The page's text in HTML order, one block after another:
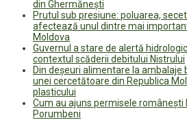
din Ghermănești
Prutul sub presiune: poluarea,
afectează unul dintre mai
Moldova
Guvernul a stare de alertă
contextul scăderii debitului Nistrului
Din deșeuri alimentare la ambalaje
unei cercetătoare din Republica
plasticului
Cum au ajuns permisele românești
Porumbeni